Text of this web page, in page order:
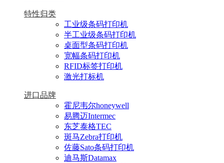
特性归类
工业级条码打印机
半工业级条码打印机
桌面型条码打印机
宽幅条码打印机
RFID标签打印机
激光打标机
进口品牌
霍尼韦尔honeywell
易腾迈Intermec
东芝泰格TEC
斑马Zebra打印机
佐藤Sato条码打印机
迪马斯Datamax